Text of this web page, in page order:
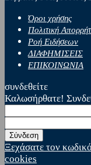
Όροι χρήσης
Πολιτική
Ροή Ειδήσεων
ΔΙΑΦΗΜΙΣΕΙΣ
ΕΠΙΚΟΙΝΩΝΙΑ
συνδεθείτε
Καλωσήρθατε!
Ξεχάσατε τον
cookies